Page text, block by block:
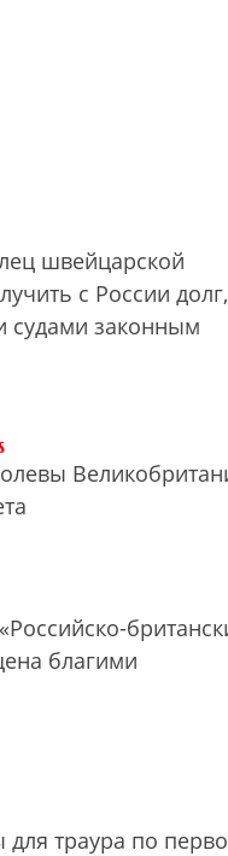
швейцарской
с России долг,
законным
благими
траура по